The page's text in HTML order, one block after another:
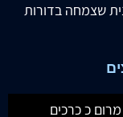
שצמחה בדורות
כ כרכים